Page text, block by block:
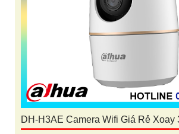
DH-H3AE Camera Wifi Giá Rẻ Xoay